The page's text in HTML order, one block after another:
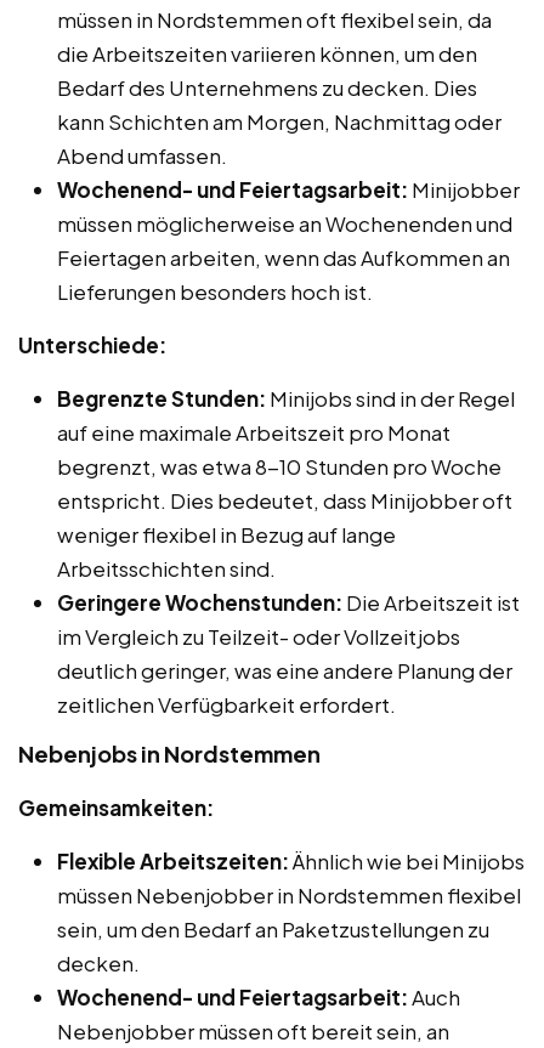
müssen in Nordstemmen oft flexibel sein, da
die Arbeitszeiten variieren können, um den
Bedarf des Unternehmens zu decken. Dies
kann Schichten am Morgen, Nachmittag oder
Abend umfassen.
Wochenend- und Feiertagsarbeit: Minijobber
müssen möglicherweise an Wochenenden und
Feiertagen arbeiten, wenn das Aufkommen an
Lieferungen besonders hoch ist.
Unterschiede:
Begrenzte Stunden: Minijobs sind in der Regel
auf eine maximale Arbeitszeit pro Monat
begrenzt, was etwa 8-10 Stunden pro Woche
entspricht. Dies bedeutet, dass Minijobber oft
weniger flexibel in Bezug auf lange
Arbeitsschichten sind.
Geringere Wochenstunden: Die Arbeitszeit ist
im Vergleich zu Teilzeit- oder Vollzeitjobs
deutlich geringer, was eine andere Planung der
zeitlichen Verfügbarkeit erfordert.
Nebenjobs in Nordstemmen
Gemeinsamkeiten:
Flexible Arbeitszeiten:Ähnlich wie bei Minijobs
müssen Nebenjobber in Nordstemmen flexibel
sein, um den Bedarf an Paketzustellungen zu
decken.
Wochenend- und Feiertagsarbeit:Auch
Nebenjobber müssen oft bereit sein, an